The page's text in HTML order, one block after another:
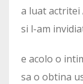
a luat actritei
si l-am
e acolo o
sa o obtina